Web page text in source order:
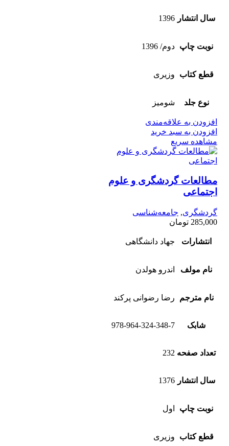
سال انتشار 1396
نوبت چاپ دوم/ 1396
قطع کتاب وزیری
نوع جلد شومیز
افزودن به علاقه‌مندی
افزودن به سبد خرید
مشاهده سریع
مطالعات گردشگری و علوم
اجتماعی
گردشگری, جامعه‌شناسی
285,000 تومان
انتشارات جهاد دانشگاهی
نام مولف اندرو هولدن
نام مترجم رضا رضوانی پرکند
شابک 978-964-324-348-7
تعداد صفحه 232
سال انتشار 1376
نوبت چاپ اول
قطع کتاب وزیری